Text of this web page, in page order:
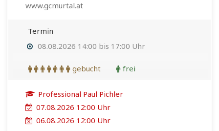
www.gcmurtal.at
Termin
08.08.2026 14:00 bis 17:00 Uhr
gebucht frei
Professional Paul Pichler
07.08.2026 12:00 Uhr
06.08.2026 12:00 Uhr